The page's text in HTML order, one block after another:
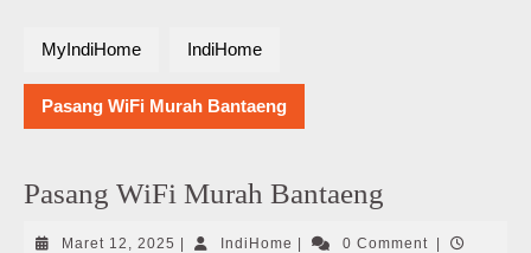
MyIndiHome IndiHome
Pasang WiFi Murah Bantaeng
Pasang WiFi Murah Bantaeng
Maret 12, 2025 Maret
IndiHome IndiHome0 Comment